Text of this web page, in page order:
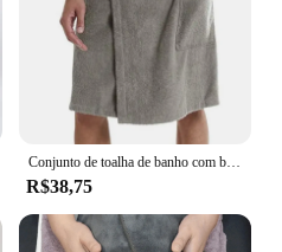
Conjunto de toalha de banho com bolso com fita mágica, design wearable para homens com chuveiro e banheiro, nova chegada 2022
R$38,75